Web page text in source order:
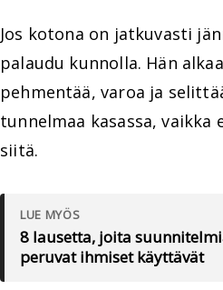
Jos kotona on jatkuvasti
palaudu kunnolla. Hän
pehmentää, varoa ja
tunnelmaa kasassa, vaikka
siitä.
LUE MYÖS
8 lausetta, joita
peruvat ihmiset käyttävät